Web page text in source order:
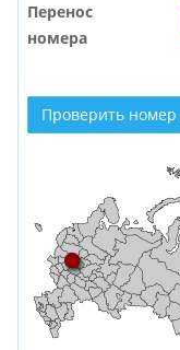
Перенос
номера
Проверить